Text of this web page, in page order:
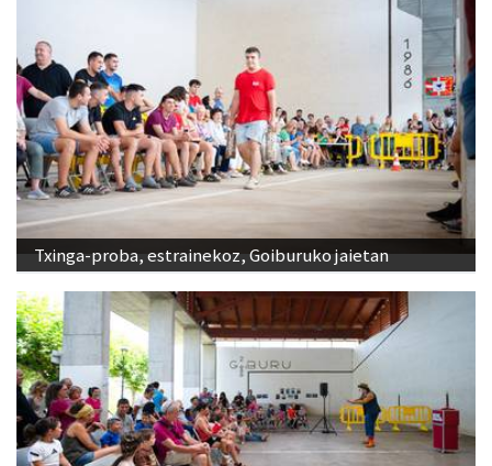
Txinga-proba, estrainekoz, Goiburuko jaietan